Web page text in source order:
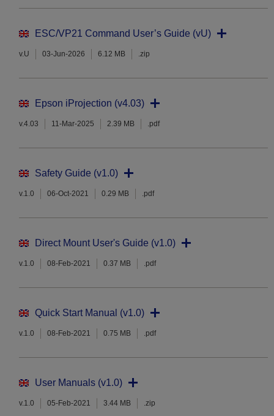
ESC/VP21 Command User’s Guide (vU)
v.U 03-Jun-2026 6.12 MB .zip
Epson iProjection (v4.03)
v.4.03 11-Mar-2025 2.39 MB .pdf
Safety Guide (v1.0)
v.1.0 06-Oct-2021 0.29 MB .pdf
Direct Mount User's Guide (v1.0)
v.1.0 08-Feb-2021 0.37 MB .pdf
Quick Start Manual (v1.0)
v.1.0 08-Feb-2021 0.75 MB .pdf
User Manuals (v1.0)
v.1.0 05-Feb-2021 3.44 MB .zip